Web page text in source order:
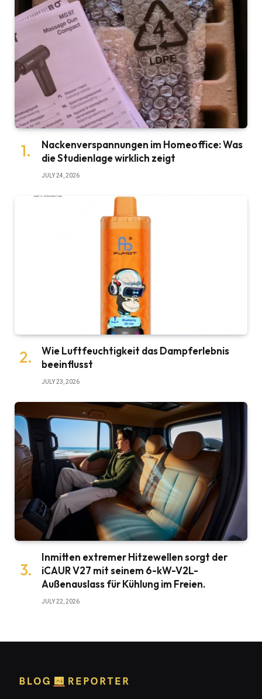
Nackenverspannungen im Homeoffice: Was
die Studienlage wirklich zeigt
JULY 24, 2026
Wie Luftfeuchtigkeit das Dampferlebnis
beeinflusst
JULY 23, 2026
Inmitten extremer Hitzewellen sorgt der
iCAUR V27 mit seinem 6-kW-V2L-
Außenauslass für Kühlung im Freien.
JULY 22, 2026